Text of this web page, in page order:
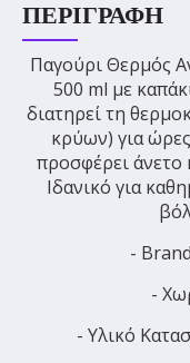
ΠΕΡΙΓΡΑΦΉ
Παγούρι Θερμός
500 ml με
διατηρεί τη
κρύων) για
προσφέρει άνετο
Ιδανικό για
-
-
- Υλικό